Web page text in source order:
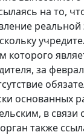
на то,
которого
за
основанных
в
также